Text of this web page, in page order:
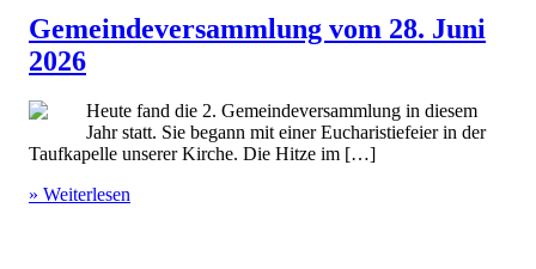
Gemeindeversammlung vom 28. Juni
2026
Heute fand die 2. Gemeindeversammlung in diesem
Jahr statt. Sie begann mit einer Eucharistiefeier in der
Taufkapelle unserer Kirche. Die Hitze im […]
» Weiterlesen